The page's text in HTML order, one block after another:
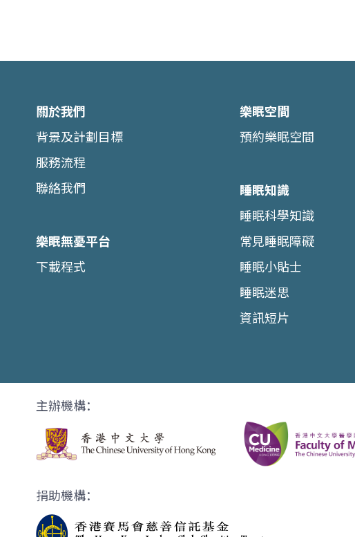
關於我們
背景及計劃目標
服務流程
聯絡我們
樂眠無憂平台
下載程式
樂眠空間
預約樂眠空間
睡眠知識
睡眠科學知識
常見睡眠障礙
睡眠小貼士
睡眠迷思
資訊短片
主辦機構：
捐助機構：